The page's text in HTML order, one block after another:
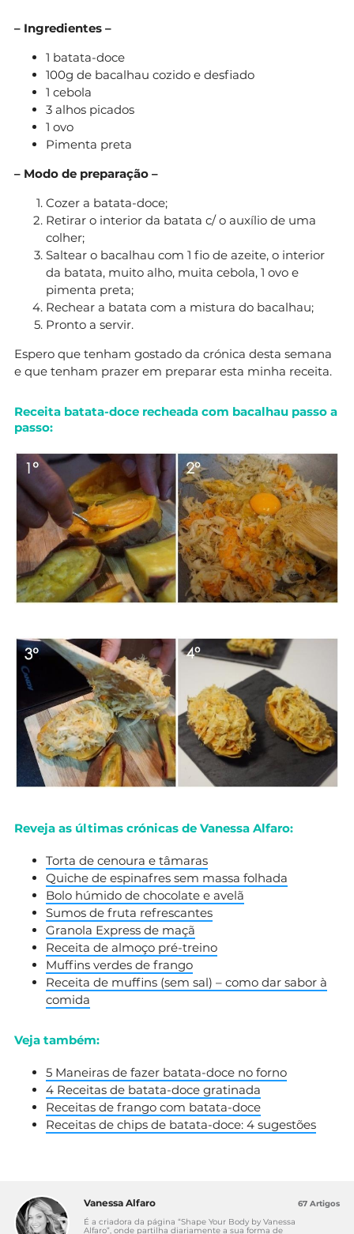
– Ingredientes –
1 batata-doce
100g de bacalhau cozido e desfiado
1 cebola
3 alhos picados
1 ovo
Pimenta preta
– Modo de preparação –
Cozer a batata-doce;
Retirar o interior da batata c/ o auxílio de uma
colher;
Saltear o bacalhau com 1 fio de azeite, o interior
da batata, muito alho, muita cebola, 1 ovo e
pimenta preta;
Rechear a batata com a mistura do bacalhau;
Pronto a servir.
Espero que tenham gostado da crónica desta semana
e que tenham prazer em preparar esta minha receita.
Receita batata-doce recheada com bacalhau passo a
passo:
Reveja as últimas crónicas de Vanessa Alfaro:
Torta de cenoura e tâmaras
Quiche de espinafres sem massa folhada
Bolo húmido de chocolate e avelã
Sumos de fruta refrescantes
Granola Express de maçã
Receita de almoço pré-treino
Muffins verdes de frango
Receita de muffins (sem sal) – como dar sabor à
comida
Veja também:
5 Maneiras de fazer batata-doce no forno
4 Receitas de batata-doce gratinada
Receitas de frango com batata-doce
Receitas de chips de batata-doce: 4 sugestões
Vanessa Alfaro
É a criadora da página “Shape Your Body by Vanessa
Alfaro”, onde partilha diariamente a sua forma de
67 Artigos